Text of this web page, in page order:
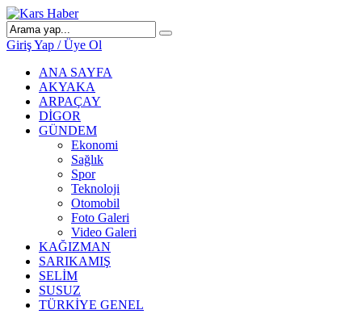
Giriş Yap / Üye Ol
ANA SAYFA
AKYAKA
ARPAÇAY
DİGOR
GÜNDEM
Ekonomi
Sağlık
Spor
Teknoloji
Otomobil
Foto Galeri
Video Galeri
KAĞIZMAN
SARIKAMIŞ
SELİM
SUSUZ
TÜRKİYE GENEL